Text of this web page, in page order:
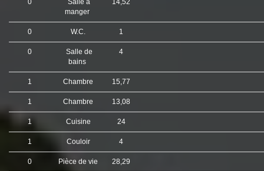
0
Salle à
manger
14,52
0 W.C. 1
0
Salle de
bains
4
1 Chambre 15,77
1 Chambre 13,08
1 Cuisine 24
1 Couloir 4
0 Pièce de vie 28,29